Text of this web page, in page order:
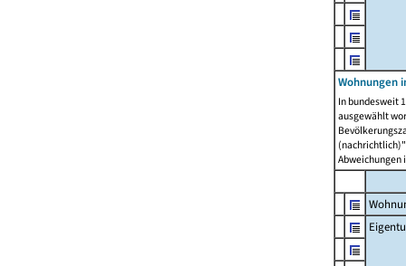
Wohnungen
In bundesweit
ausgewählt
Abweichungen